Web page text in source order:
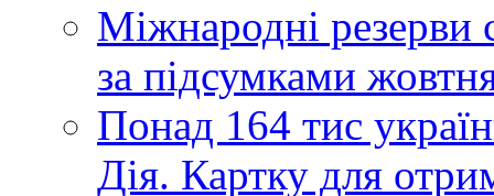
Міжнародні
за підсумками
Понад 164 тис
Дія. Картку для